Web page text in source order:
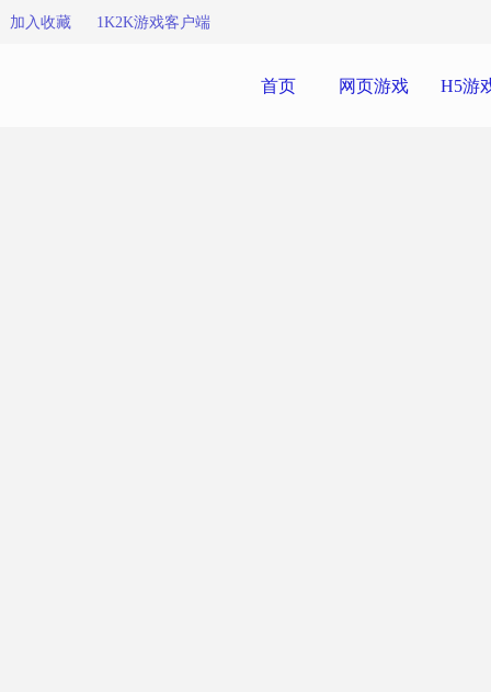
加入收藏 1K2K游戏客户端
首页 网页游戏 H5游